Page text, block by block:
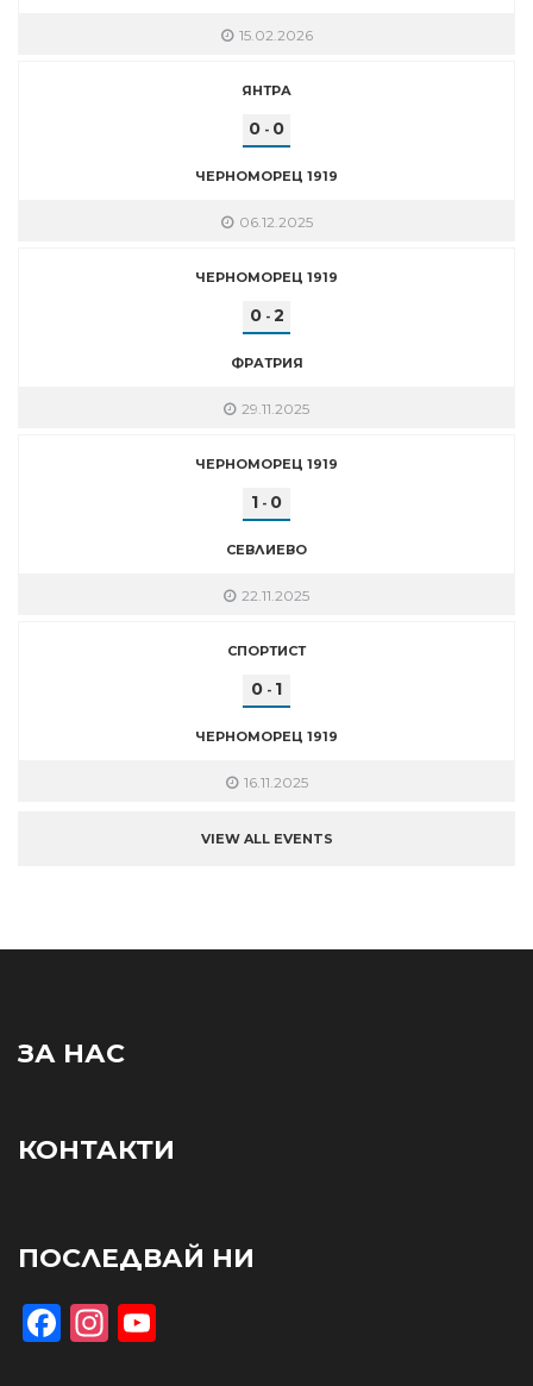
15.02.2026
ЯНТРА
0 - 0
ЧЕРНОМОРЕЦ 1919
06.12.2025
ЧЕРНОМОРЕЦ 1919
0- 2
ФРАТРИЯ
29.11.2025
ЧЕРНОМОРЕЦ 1919
1 - 0
СЕВЛИЕВО
22.11.2025
СПОРТИСТ
0 - 1
ЧЕРНОМОРЕЦ 1919
16.11.2025
VIEW ALL EVENTS
ЗА НАС
КОНТАКТИ
ПОСЛЕДВАЙ НИ
Facebook
Instagram